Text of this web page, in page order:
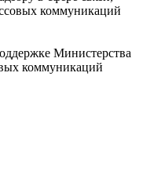
коммуникаций
Министерства
коммуникаций